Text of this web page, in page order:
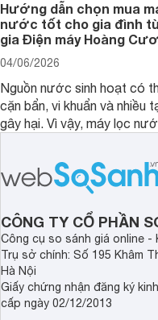
Hướng dẫn chọn mua
nước tốt cho gia đình
gia Điện máy Hoàng
04/06/2026
Nguồn nước sinh hoạt có
cặn bẩn, vi khuẩn và nhiều
gây hại. Vì vậy, máy lọc
sức khỏe và đảm bảo
sạch cho cả gia đình.
CÔNG TY CỔ PHẦN
Công cụ so sánh giá online -
Trụ sở chính: Số 195 Khâm
Hà Nội
Giấy chứng nhận đăng ký
cấp ngày 02/12/2013